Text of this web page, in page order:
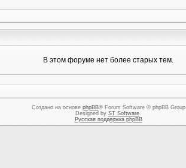
В этом форуме нет более старых тем.
Создано на основе phpBB® Forum Software © phpBB Group
Designed by ST Software.
Русская поддержка phpBB